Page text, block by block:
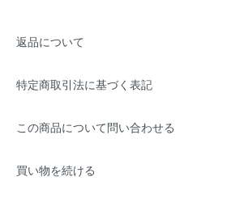
返品について
特定商取引法に基づく表記
この商品について問い合わせる
買い物を続ける